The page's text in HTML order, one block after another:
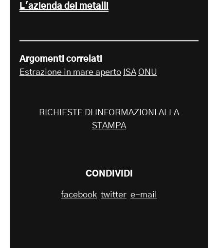
L'azienda dei metalli
Argomenti correlati
Estrazione in mare aperto ISA ONU
RICHIESTE DI INFORMAZIONI ALLA
STAMPA
CONDIVIDI
facebook twitter e-mail